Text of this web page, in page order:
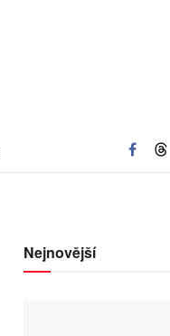
Nejnovější